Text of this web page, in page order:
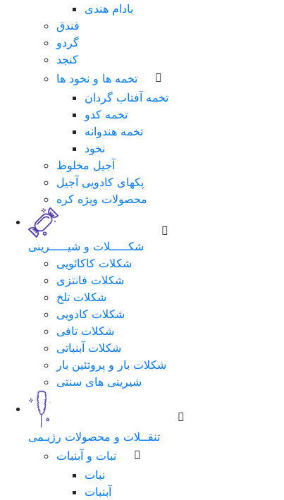
بادام هندی
فندق
گردو
کنجد
تخمه ها و نخود ها
تخمه آفتاب گردان
تخمه کدو
تخمه هندوانه
نخود
آجیل مخلوط
پکهای کادویی آجیل
محصولات ویژه کره
شکـــــلات و شیـــــرینی
شکلات کاکائویی
شکلات فانتزی
شکلات تلخ
شکلات کادویی
شکلات تافی
شکلات آبنباتی
شکلات بار و پروتئین بار
شیرینی های سنتی
تنقــلات و محصولات رژیـمی
نبات و آبنبات
نبات
آبنبات
لطفا
برای
ورود
فرم
تکمیل
نمایید.
شماره
همراه